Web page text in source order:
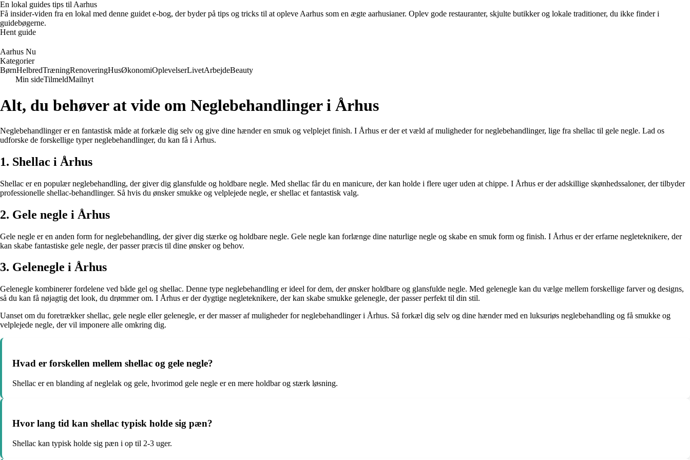
En lokal guides tips til Aarhus
Få insider-viden fra en lokal med denne guidet e-bog, der byder på tips og tricks til at opleve Aarhus som en ægte aarhusianer. Oplev gode restauranter, skjulte butikker og lokale traditioner, du ikke finder i
guidebøgerne.
Hent guide
Aarhus Nu
Kategorier
BørnHelbredTræningRenoveringHusØkonomiOplevelserLivetArbejdeBeauty
Min sideTilmeldMailnyt
Alt, du behøver at vide om Neglebehandlinger i Århus
Neglebehandlinger er en fantastisk måde at forkæle dig selv og give dine hænder en smuk og velplejet finish. I Århus er der et væld af muligheder for neglebehandlinger, lige fra shellac til gele negle. Lad os
udforske de forskellige typer neglebehandlinger, du kan få i Århus.
1. Shellac i Århus
Shellac er en populær neglebehandling, der giver dig glansfulde og holdbare negle. Med shellac får du en manicure, der kan holde i flere uger uden at chippe. I Århus er der adskillige skønhedssaloner, der tilbyder
professionelle shellac-behandlinger. Så hvis du ønsker smukke og velplejede negle, er shellac et fantastisk valg.
2. Gele negle i Århus
Gele negle er en anden form for neglebehandling, der giver dig stærke og holdbare negle. Gele negle kan forlænge dine naturlige negle og skabe en smuk form og finish. I Århus er der erfarne negleteknikere, der
kan skabe fantastiske gele negle, der passer præcis til dine ønsker og behov.
3. Gelenegle i Århus
Gelenegle kombinerer fordelene ved både gel og shellac. Denne type neglebehandling er ideel for dem, der ønsker holdbare og glansfulde negle. Med gelenegle kan du vælge mellem forskellige farver og designs,
så du kan få nøjagtig det look, du drømmer om. I Århus er der dygtige negleteknikere, der kan skabe smukke gelenegle, der passer perfekt til din stil.
Uanset om du foretrækker shellac, gele negle eller gelenegle, er der masser af muligheder for neglebehandlinger i Århus. Så forkæl dig selv og dine hænder med en luksuriøs neglebehandling og få smukke og
velplejede negle, der vil imponere alle omkring dig.
Hvad er forskellen mellem shellac og gele negle?
Shellac er en blanding af neglelak og gele, hvorimod gele negle er en mere holdbar og stærk løsning.
Hvor lang tid kan shellac typisk holde sig pæn?
Shellac kan typisk holde sig pæn i op til 2-3 uger.